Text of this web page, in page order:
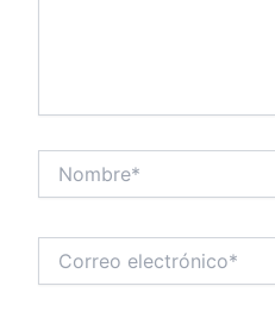
electrónico*